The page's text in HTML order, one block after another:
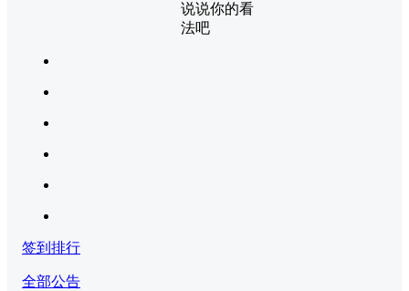
说说你的看
法吧
签到排行
全部公告